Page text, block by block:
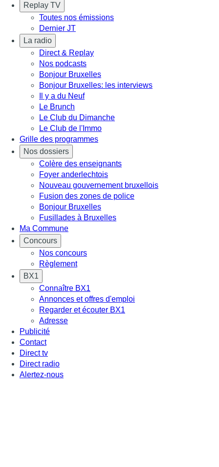
Replay TV
Toutes nos émissions
Dernier JT
La radio
Direct & Replay
Nos podcasts
Bonjour Bruxelles
Bonjour Bruxelles: les interviews
Il y a du Neuf
Le Brunch
Le Club du Dimanche
Le Club de l'Immo
Grille des programmes
Nos dossiers
Colère des enseignants
Foyer anderlechtois
Nouveau gouvernement bruxellois
Fusion des zones de police
Bonjour Bruxelles
Fusillades à Bruxelles
Ma Commune
Concours
Nos concours
Règlement
BX1
Connaître BX1
Annonces et offres d'emploi
Regarder et écouter BX1
Adresse
Publicité
Contact
Direct tv
Direct radio
Alertez-nous